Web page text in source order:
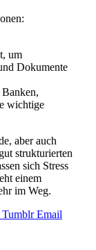
um
Dokumente
wichtige
aber auch
strukturierten
sich Stress
einem
im Weg.
Tumblr Email